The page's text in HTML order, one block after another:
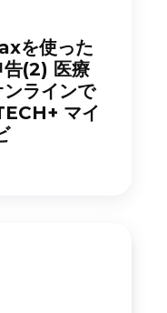
を使った
告(2) 医療
ラインで
マイ